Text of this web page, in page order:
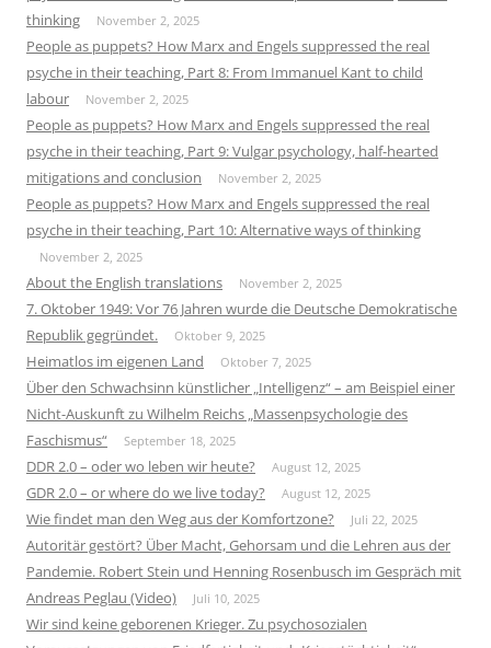
thinking
November 2, 2025
People as puppets? How Marx and Engels suppressed the real
psyche in their teaching, Part 8: From Immanuel Kant to child
labour
November 2, 2025
People as puppets? How Marx and Engels suppressed the real
psyche in their teaching, Part 9: Vulgar psychology, half-hearted
mitigations and conclusion
November 2, 2025
People as puppets? How Marx and Engels suppressed the real
psyche in their teaching, Part 10: Alternative ways of thinking
November 2, 2025
About the English translations November 2, 2025
7. Oktober 1949: Vor 76 Jahren wurde die Deutsche Demokratische
Republik gegründet.
Oktober 9, 2025
Heimatlos im eigenen Land Oktober 7, 2025
Über den Schwachsinn künstlicher „Intelligenz“ – am Beispiel einer
Nicht-Auskunft zu Wilhelm Reichs „Massenpsychologie des
Faschismus“
September 18, 2025
DDR 2.0 – oder wo leben wir heute? August 12, 2025
GDR 2.0 – or where do we live today? August 12, 2025
Wie findet man den Weg aus der Komfortzone? Juli 22, 2025
Autoritär gestört? Über Macht, Gehorsam und die Lehren aus der
Pandemie. Robert Stein und Henning Rosenbusch im Gespräch mit
Andreas Peglau (Video)
Juli 10, 2025
Wir sind keine geborenen Krieger. Zu psychosozialen